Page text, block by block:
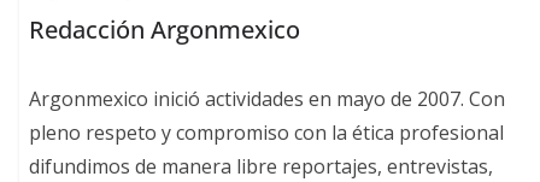
Redacción Argonmexico
Argonmexico inició actividades en mayo de 2007. Con
pleno respeto y compromiso con la ética profesional
difundimos de manera libre reportajes, entrevistas,